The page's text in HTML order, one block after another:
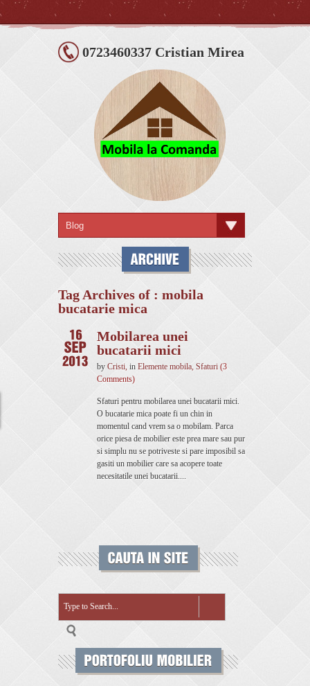
0723460337 Cristian Mirea
Tag Archives of : mobila
bucatarie mica
Mobilarea unei
bucatarii mici
by Cristi, in Elemente mobila, Sfaturi (3
Comments)
Sfaturi pentru mobilarea unei bucatarii mici.
O bucatarie mica poate fi un chin in
momentul cand vrem sa o mobilam. Parca
orice piesa de mobilier este prea mare sau pur
si simplu nu se potriveste si pare imposibil sa
gasiti un mobilier care sa acopere toate
necesitatile unei bucatarii....